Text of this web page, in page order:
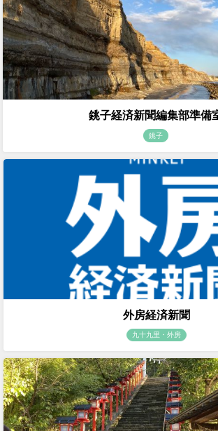
銚子経済新聞編集部準備
銚子
外房経済新聞
九十九里・外房